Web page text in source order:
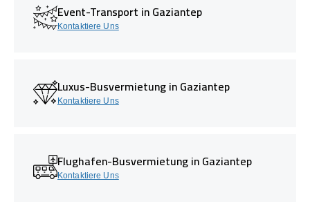
Event-Transport in Gaziantep
Kontaktiere Uns
Luxus-Busvermietung in Gaziantep
Kontaktiere Uns
Flughafen-Busvermietung in Gaziantep
Kontaktiere Uns